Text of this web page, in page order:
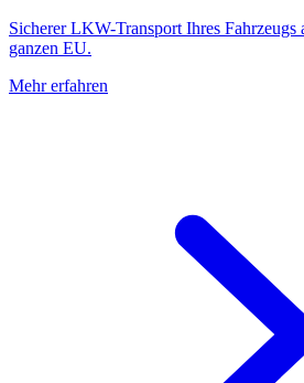
Sicherer LKW-Transport Ihres Fahrzeugs
ganzen EU.
Mehr erfahren